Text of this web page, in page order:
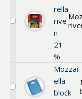
Välj
rella
rive
n
21
%
Välj
Mozzar
ella
block